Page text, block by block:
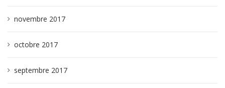
novembre 2017
octobre 2017
septembre 2017